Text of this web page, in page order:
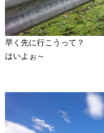
早く先に行こうって？
はいよぉ～